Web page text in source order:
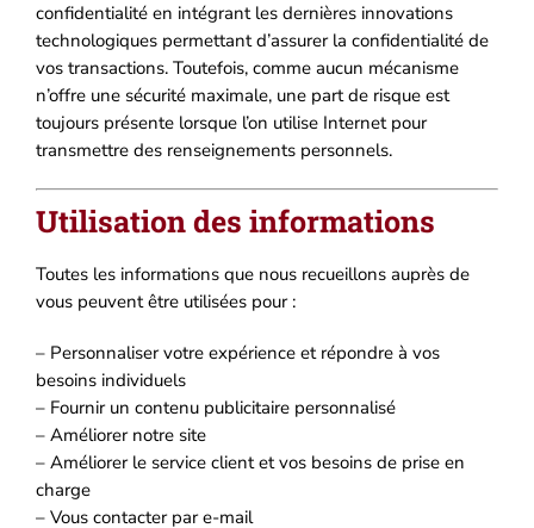
confidentialité en intégrant les dernières innovations
technologiques permettant d’assurer la confidentialité de
vos transactions. Toutefois, comme aucun mécanisme
n’offre une sécurité maximale, une part de risque est
toujours présente lorsque l’on utilise Internet pour
transmettre des renseignements personnels.
Utilisation des informations
Toutes les informations que nous recueillons auprès de
vous peuvent être utilisées pour :
– Personnaliser votre expérience et répondre à vos
besoins individuels
– Fournir un contenu publicitaire personnalisé
– Améliorer notre site
– Améliorer le service client et vos besoins de prise en
charge
– Vous contacter par e-mail